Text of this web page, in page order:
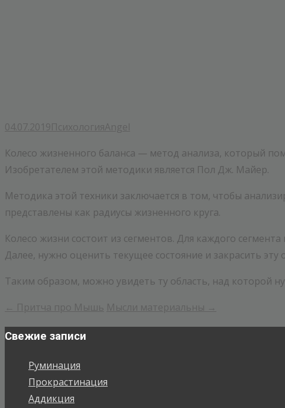
04.07.2019ПсихологияAngel
Колесо жизненного баланса — метод анализа, который
Изобретателем этой методики является Пол Дж. Майер.
Методика этой техники заключается в том, чтобы
представлены как радиусы жизненного круга.
Колесо жизни состоит из сегментов. Для каждого
Далее, нужно оценить текущее состояние и закрасить эту
Таким образом, можно увидеть ту область, над которой
Post
navigation
← Притча про Мышь Мысли материальны →
Свежие записи
Руминация
Прокрастинация
Аддикция